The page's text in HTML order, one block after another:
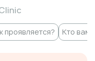
проявляется? Кто вам